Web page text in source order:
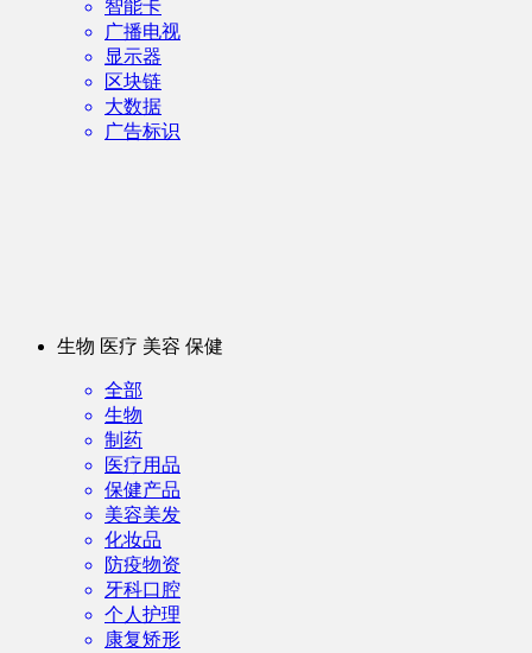
智能卡
广播电视
显示器
区块链
大数据
广告标识
生物 医疗 美容 保健
全部
生物
制药
医疗用品
保健产品
美容美发
化妆品
防疫物资
牙科口腔
个人护理
康复矫形